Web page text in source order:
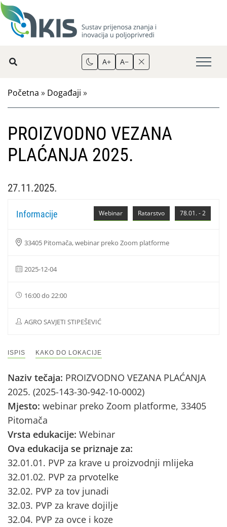
A+ A−
Početna » Događaji »
PROIZVODNO VEZANA
PLAĆANJA 2025.
27.11.2025.
78.01. - 2
Ratarstvo
Webinar
Informacije
33405 Pitomača, webinar preko Zoom platforme
2025-12-04
16:00 do 22:00
AGRO SAVJETI STIPEŠEVIĆ
ISPIS KAKO DO LOKACIJE
Naziv tečaja: PROIZVODNO VEZANA PLAĆANJA
2025. (2025-143-30-942-10-0002)
Mjesto: webinar preko Zoom platforme, 33405
Pitomača
Vrsta edukacije: Webinar
Ova edukacija se priznaje za:
32.01.01. PVP za krave u proizvodnji mlijeka
32.01.02. PVP za prvotelke
32.02. PVP za tov junadi
32.03. PVP za krave dojilje
32.04. PVP za ovce i koze